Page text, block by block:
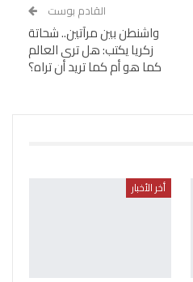
القادم بوست
واشنطن بين مرآتين.. شحاتة
زكريا يكتب: هل ترى العالم
كما هو أم كما تريد أن تراه؟
أخر الأخبار